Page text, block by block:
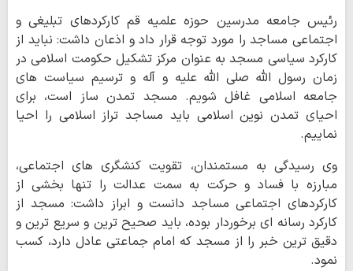
رئیس جامعه مدرسین حوزه علمیه قم کارکردهای تبلیغی و
اجتماعی مساجد را مورد توجه قرار داد و اذعان داشت: نباید از
کارکرد سیاسی مسجد به عنوان مرکز تشکیل حکومت اسلامی در
زمان رسول الله صلی الله علیه و آله و ترسیم سیاست های
جامعه اسلامی غافل شویم. مسجد تمدن ساز است، برای
احیای تمدن نوین اسلامی باید مساجد تراز اسلامی را احیا
نماییم.
وی رسیدگی به مستمندان، تقویت کنشگری های اجتماعی،
مبارزه با فساد و حرکت به سمت عدالت را تنها بخشی از
کارکردهای اجتماعی مساجد دانست و ابراز داشت: مسجد از
کارکرد رسانه ای برخوردار بوده، باید صحیح ترین و سریع ترین و
دقیق ترین خبر را از مسجد که امام جماعتی عادل دارد، کسب
نمود.